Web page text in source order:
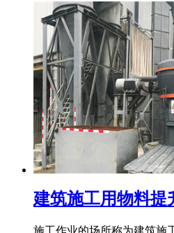
建筑施工用物料提
施工作业的场所称为建筑施